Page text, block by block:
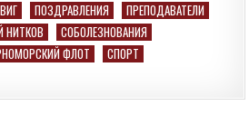
ПОЗДРАВЛЕНИЯ
ПРЕПОДАВАТЕЛИ
НИТКОВ
СОБОЛЕЗНОВАНИЯ
ФЛОТ
СПОРТ